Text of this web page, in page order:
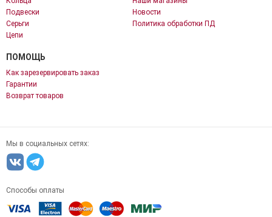
Подвески
Серьги
Цепи
Новости
Политика обработки ПД
ПОМОЩЬ
Как зарезервировать заказ
Гарантии
Возврат товаров
Мы в социальных сетях:
Способы оплаты